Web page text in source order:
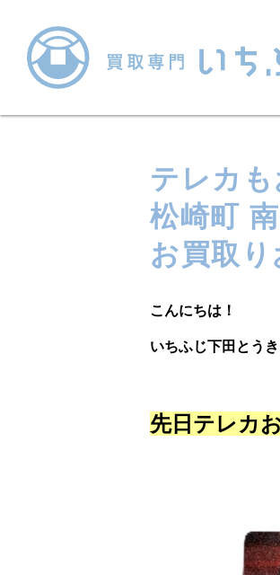
テレカ
松崎町
お買取り
こんにちは！
いちふじ下田とうき
先日テレカ